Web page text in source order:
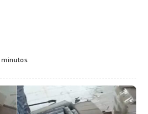
minutos